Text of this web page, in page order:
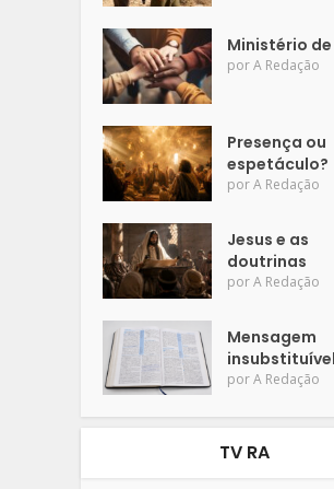
Ministério
porA Redação
Presença ou
espetáculo?
porA Redação
Jesus e as
doutrinas
porA Redação
Mensagem
insubstituível
porA Redação
TV RA